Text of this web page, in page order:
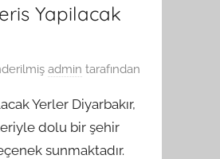
Yapilacak
admin tarafından
Yerler Diyarbakır,
dolu bir şehir
sunmaktadır.